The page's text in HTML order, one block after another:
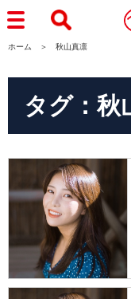
ホーム 秋山真凛
タグ：秋